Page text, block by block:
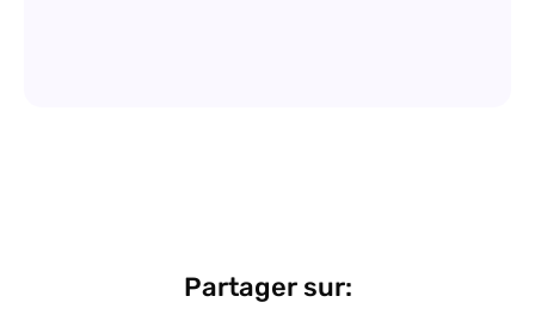
Partager sur: